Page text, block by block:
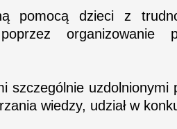
pomocą dzieci z
organizowanie
szczególnie uzdolnionymi
wiedzy, udział w